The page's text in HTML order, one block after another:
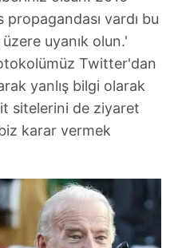
vardı bu
uyanık olun.'
Twitter'dan
yanlış bilgi olarak
sitelerini de ziyaret
karar vermek